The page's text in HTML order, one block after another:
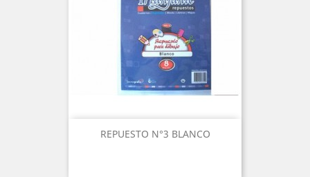
REPUESTO N°3 BLANCO